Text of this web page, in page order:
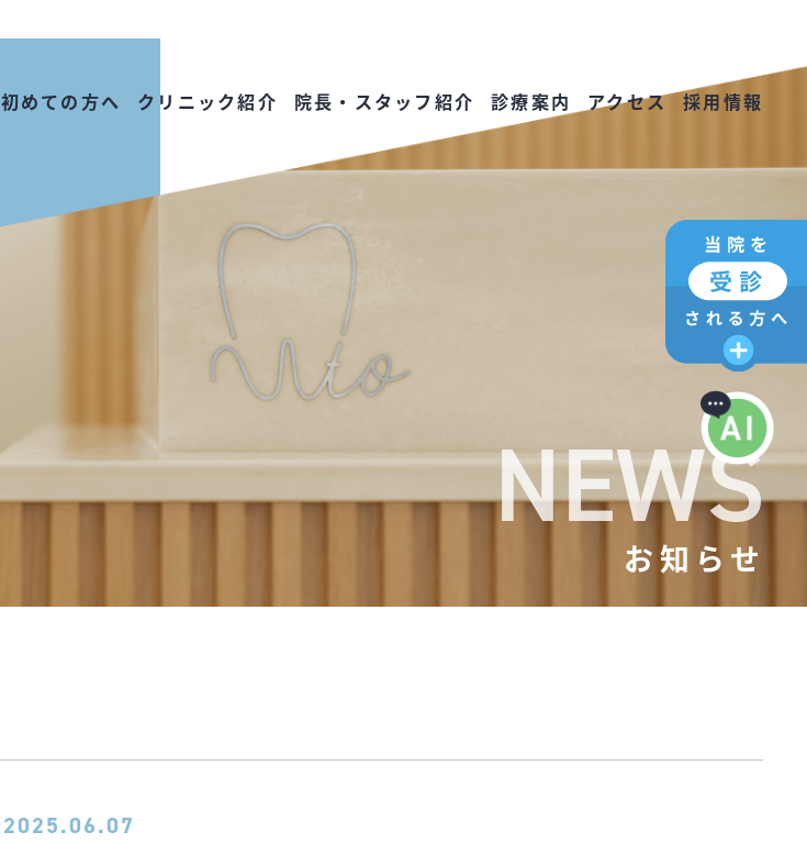
初めての方へ クリニック紹介 院長・スタッフ紹介 診療案内 アクセス 採用情報
NEWS
お知らせ
2025.06.07